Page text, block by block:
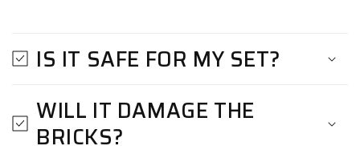
IS IT SAFE FOR MY SET?
WILL IT DAMAGE THE
BRICKS?